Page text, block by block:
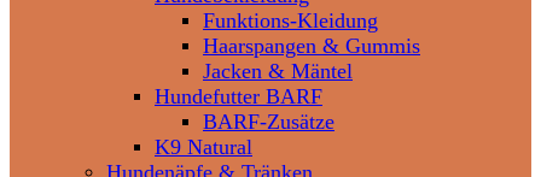
Funktions-Kleidung
Haarspangen & Gummis
Jacken & Mäntel
Hundefutter BARF
BARF-Zusätze
K9 Natural